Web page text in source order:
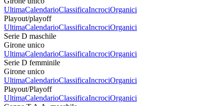
UltimaCalendarioClassificaIncrociOrganici
Playout/playoff
UltimaCalendarioClassificaIncrociOrganici
Serie D maschile
Girone unico
UltimaCalendarioClassificaIncrociOrganici
Serie D femminile
Girone unico
UltimaCalendarioClassificaIncrociOrganici
Playout/Playoff
UltimaCalendarioClassificaIncrociOrganici